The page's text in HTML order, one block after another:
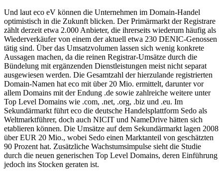
Und laut eco eV können die Unternehmen im Domain-Handel
optimistisch in die Zukunft blicken. Der Primärmarkt der Registrare
zählt derzeit etwa 2.000 Anbieter, die ihrerseits wiederum häufig als
Wiederverkäufer von einem der aktuell etwa 230 DENIC-Genossen
tätig sind. Über das Umsatzvolumen lassen sich wenig konkrete
Aussagen machen, da die reinen Registrar-Umsätze durch die
Bündelung mit ergänzenden Dienstleistungen meist nicht separat
ausgewiesen werden. Die Gesamtzahl der hierzulande registrierten
Domain-Namen hat eco mit über 20 Mio. ermittelt, darunter vor
allem Domains mit der Endung .de sowie zahlreiche weitere unter
Top Level Domains wie .com, .net, .org, .biz und .eu. Im
Sekundärmarkt führt eco die deutsche Handelsplattform Sedo als
Weltmarktführer, doch auch NICIT und NameDrive hätten sich
etablieren können. Die Umsätze auf dem Sekundärmarkt lagen 2008
über EUR 20 Mio., wobei Sedo einen Marktanteil von geschätzten
90 Prozent hat. Zusätzliche Wachstumsimpulse sieht die Studie
durch die neuen generischen Top Level Domains, deren Einführung
jedoch ins Stocken geraten ist.